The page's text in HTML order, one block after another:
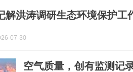
解洪涛调研生态环境保护工
07-30
空气质量，创有监测记